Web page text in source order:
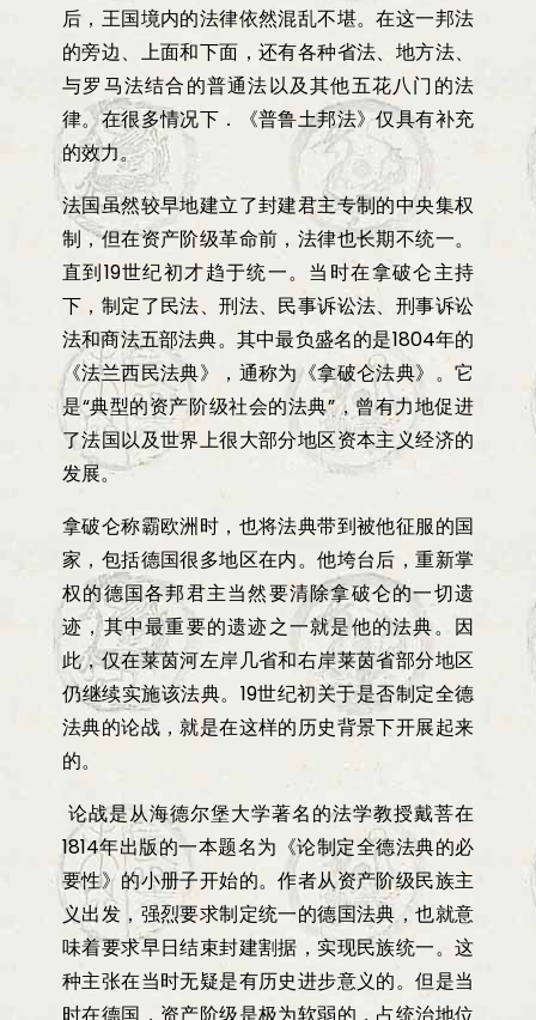
后，王国境内的法律依然混乱不堪。在这一邦法
的旁边、上面和下面，还有各种省法、地方法、
与罗马法结合的普通法以及其他五花八门的法
律。在很多情况下．《普鲁土邦法》仅具有补充
的效力。
法国虽然较早地建立了封建君主专制的中央集权
制，但在资产阶级革命前，法律也长期不统一。
直到19世纪初才趋于统一。当时在拿破仑主持
下，制定了民法、刑法、民事诉讼法、刑事诉讼
法和商法五部法典。其中最负盛名的是1804年的
《法兰西民法典》，通称为《拿破仑法典》。它
是“典型的资产阶级社会的法典”，曾有力地促进
了法国以及世界上很大部分地区资本主义经济的
发展。
拿破仑称霸欧洲时，也将法典带到被他征服的国
家，包括德国很多地区在内。他垮台后，重新掌
权的德国各邦君主当然要清除拿破仑的一切遗
迹，其中最重要的遗迹之一就是他的法典。因
此，仅在莱茵河左岸几省和右岸莱茵省部分地区
仍继续实施该法典。 19世纪初关于是否制定全德
法典的论战，就是在这样的历史背景下开展起来
的。
论战是从海德尔堡大学著名的法学教授戴菩在
1814年出版的一本题名为《论制定全德法典的必
要性》的小册子开始的。作者从资产阶级民族主
义出发，强烈要求制定统一的德国法典，也就意
味着要求早日结束封建割据，实现民族统一。这
种主张在当时无疑是有历史进步意义的。但是当